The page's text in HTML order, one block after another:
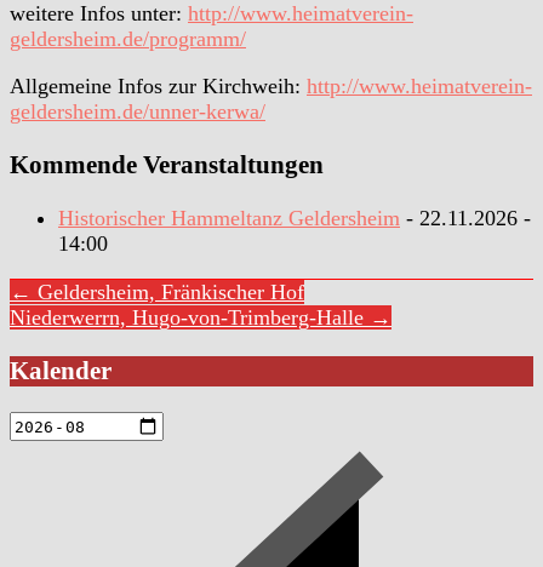
weitere Infos unter: http://www.heimatverein-
geldersheim.de/programm/
Allgemeine Infos zur Kirchweih: http://www.heimatverein-
geldersheim.de/unner-kerwa/
Kommende Veranstaltungen
Historischer Hammeltanz Geldersheim - 22.11.2026 -
14:00
← Geldersheim, Fränkischer Hof
Niederwerrn, Hugo-von-Trimberg-Halle →
Kalender